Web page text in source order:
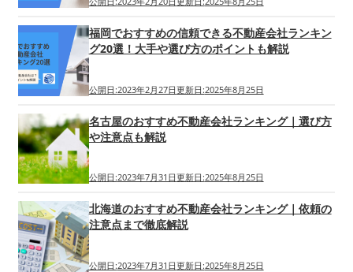
福岡でおすすめの信頼できる不動産会社ランキン
グ20選！大手や選び方のポイントも解説
公開日:2023年2月27日更新日:2025年8月25日
名古屋のおすすめ不動産会社ランキング｜選び方
や注意点も解説
公開日:2023年7月31日更新日:2025年8月25日
北海道のおすすめ不動産会社ランキング｜依頼の
注意点まで徹底解説
公開日:2023年7月31日更新日:2025年8月25日